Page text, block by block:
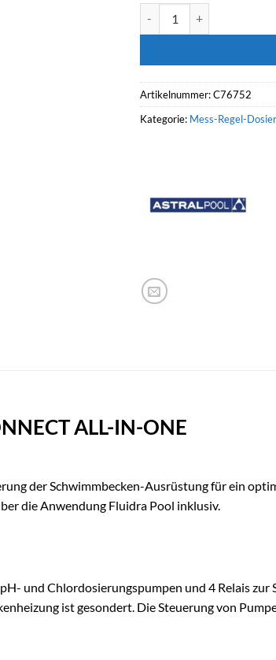
Artikelnummer:C76752
Kategorie: Mess-Regel-
ALL-IN-ONE
der Schwimmbecken-Ausrüstung für ein
die Anwendung Fluidra Pool inklusiv.
und Chlordosierungspumpen und 4 Relais
ist gesondert. Die Steuerung von